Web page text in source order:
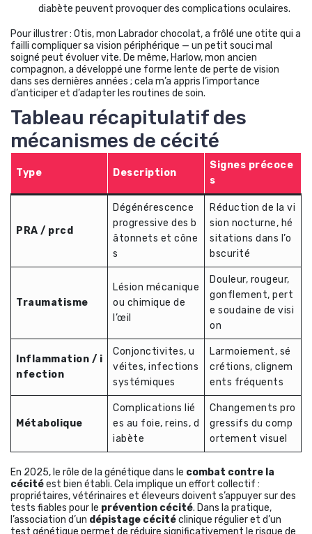
diabète peuvent provoquer des complications oculaires.
Pour illustrer : Otis, mon Labrador chocolat, a frôlé une otite qui a
failli compliquer sa vision périphérique — un petit souci mal
soigné peut évoluer vite. De même, Harlow, mon ancien
compagnon, a développé une forme lente de perte de vision
dans ses dernières années ; cela m’a appris l’importance
d’anticiper et d’adapter les routines de soin.
Tableau récapitulatif des
mécanismes de cécité
Type Description
Signes précoce
s
PRA / prcd
Dégénérescence
progressive des b
âtonnets et cône
s
Réduction de la vi
sion nocturne, hé
sitations dans l’o
bscurité
Traumatisme
Lésion mécanique
ou chimique de
l’œil
Douleur, rougeur,
gonflement, pert
e soudaine de visi
on
Inflammation / i
nfection
Conjonctivites, u
véites, infections
systémiques
Larmoiement, sé
crétions, clignem
ents fréquents
Métabolique
Complications lié
es au foie, reins, d
iabète
Changements pro
gressifs du comp
ortement visuel
En 2025, le rôle de la génétique dans le combat contre la
cécitéest bien établi. Cela implique un effort collectif :
propriétaires, vétérinaires et éleveurs doivent s’appuyer sur des
tests fiables pour le prévention cécité. Dans la pratique,
l’association d’un dépistage cécitéclinique régulier et d’un
test génétique permet de réduire significativement le risque de